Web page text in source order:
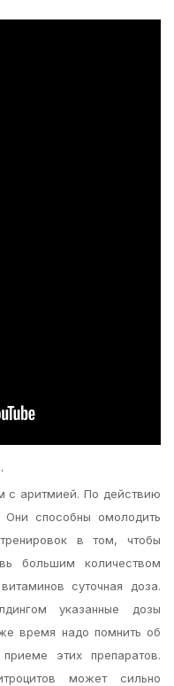
с аритмией. По действию
способны омолодить
в том, чтобы
большим количеством
cуточная доза.
указанные дозы
время надо помнить об
этих препаратов.
может сильно